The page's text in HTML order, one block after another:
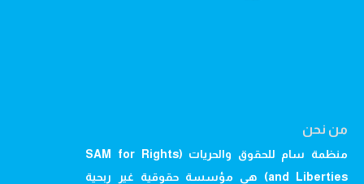
من نحن
منظمة سام للحقوق والحريات (SAM for Rights
and Liberties) هي مؤسسة حقوقية غير ربحية